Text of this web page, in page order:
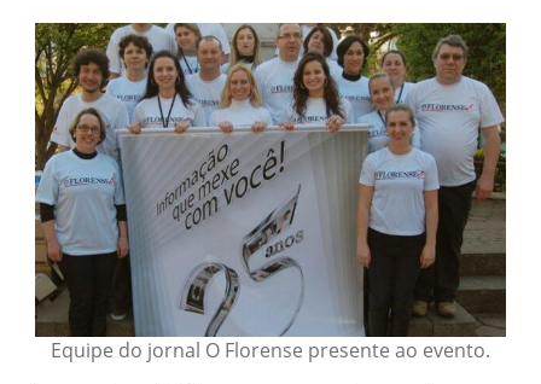
Equipe do jornal O Florense presente ao evento.